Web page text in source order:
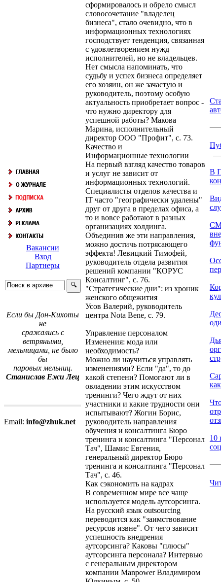
Вакансии
Вход
Партнеры
Если бы Дон-Кихоты
не
сражались с
ветряными,
мельницами, не было
бы
паровых мельниц.
Станислав Ежи Лец
Email: info@zhuk.net
сформировалось и обрело смысл
словосочетание "владелец
бизнеса", стало очевидно, что в
информационных технологиях
господствует тенденция, связанная
с удовлетворением нужд
исполнителей, но не владельцев.
Нет смысла напоминать, что
судьбу и успех бизнеса определяет
его хозяин, он же зачастую и
руководитель, поэтому особую
актуальность приобретает вопрос -
что нужно директору для
успешной работы? Макова
Марина, исполнительный
директор ООО "Профит", с. 73.
Качество и
Информационные технологии
На первый взгляд качество товаров
и услуг не зависит от
информационных технологий.
Специалисты отделов качества и
IT часто "географически удалены"
друг от друга в пределах офиса, а
то и вовсе работают в разных
организациях холдинга.
Объединив же эти направления,
можно достичь потрясающего
эффекта! Левицкий Тимофей,
руководитель отдела развития
решений компании "КОРУС
Консалтинг", с. 76.
"Стратегические дни": из хроник
женского общежития
Усов Валерий, руководитель
центра Nota Bene, с. 79.
Управление персоналом
Изменения: мода или
необходимость?
Можно ли научиться управлять
изменениями? Если "да", то до
какой степени? Помогают ли в
овладении этим искусством
тренинги? Чего ждут от них
участники и какие трудности они
испытывают? Жогин Борис,
руководитель направления
обучения и консалтинга Бюро
тренинга и консалтинга "Персонал
Тач", Шамис Евгения,
генеральный директор Бюро
тренинга и консалтинга "Персонал
Тач", с. 46.
Как сэкономить на кадраx
В современном мире все чаще
используется модель аутсорсинга.
На русский язык outsourcing
переводится как "заимствование
ресурсов извне". От чего зависит
успешность внедрения
аутсорсинга? Каковы "плюсы"
аутсорсинга персонала? Интервью
с генеральным директором
компании Manpower Владимиром
В
10